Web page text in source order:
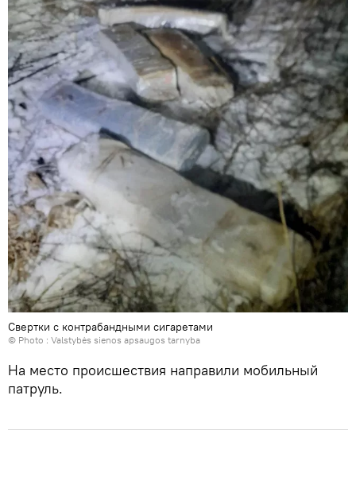
Свертки с контрабандными сигаретами
© Photo : Valstybės sienos apsaugos tarnyba
На место происшествия направили мобильный
патруль.